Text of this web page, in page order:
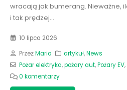
wracają jak bumerang. Nieważne,
i tak prędzej...
10 lipca 2026
PrzezMario artykuł,News
Pożar elektryka,pożary aut,Pożary EV,
0 komentarzy